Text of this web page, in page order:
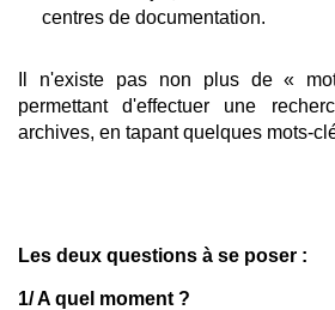
centres de documentation.
Il n'existe pas non plus de «
permettant d'effectuer une
archives, en tapant quelques mots-
Les deux questions à se poser :
1/ A quel moment ?